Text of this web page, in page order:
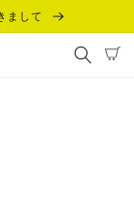
まして
カ
ー